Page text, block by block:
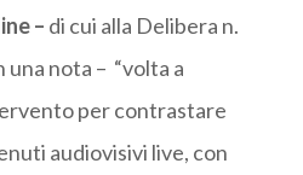
– di cui alla Delibera n.
nota – “volta a
per contrastare
audiovisivi live, con